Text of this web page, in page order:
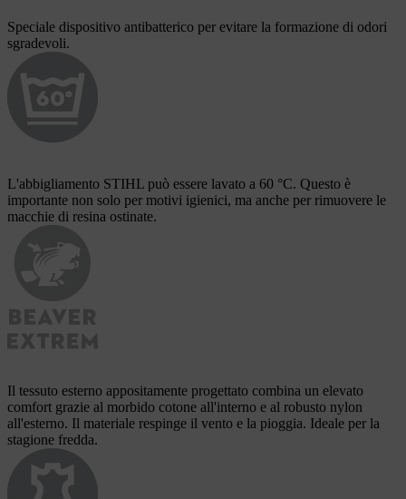
Speciale dispositivo antibatterico per evitare la formazione di odori
sgradevoli.
L'abbigliamento STIHL può essere lavato a 60 °C. Questo è
importante non solo per motivi igienici, ma anche per rimuovere le
macchie di resina ostinate.
Il tessuto esterno appositamente progettato combina un elevato
comfort grazie al morbido cotone all'interno e al robusto nylon
all'esterno. Il materiale respinge il vento e la pioggia. Ideale per la
stagione fredda.